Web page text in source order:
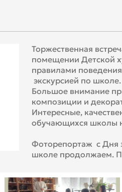
Торжественная
помещении Детской
правилами
экскурсией по школе.
Большое внимание
композиции и
Интересные,
обучающихся школы
Фоторепортаж с Дня
школе продолжаем.